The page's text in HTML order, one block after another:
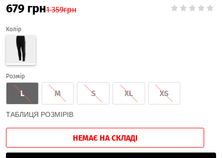
679 грн1 359грн
Колір
Розмір
L M S XL XS
ТАБЛИЦЯ РОЗМІРІВ
НЕМАЄ НА СКЛАДІ